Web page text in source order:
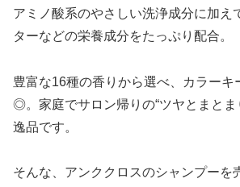
アミノ酸系のやさしい洗浄成分に加え
ターなどの栄養成分をたっぷり配合。
豊富な16種の香りから選べ、カラーキ
◎。家庭でサロン帰りの“ツヤとまとま
逸品です。
そんな、アンククロスのシャンプーを